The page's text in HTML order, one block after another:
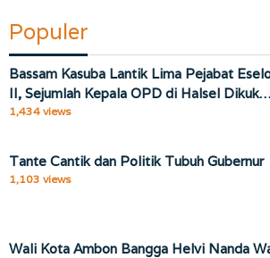
Populer
Bassam Kasuba Lantik Lima Pejabat
II, Sejumlah Kepala OPD di Halsel Dikuk…
1,434 views
Tante Cantik dan Politik Tubuh Gubernur
1,103 views
Wali Kota Ambon Bangga Helvi Nanda